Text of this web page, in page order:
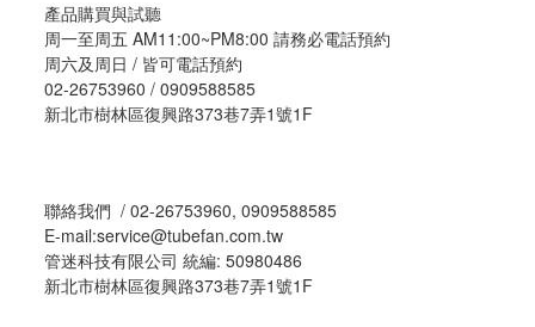
產品購買與試聽
周一至周五 AM11:00~PM8:00 請務必電話預約
周六及周日 / 皆可電話預約
02-26753960 / 0909588585
新北市樹林區復興路373巷7弄1號1F
聯絡我們 / 02-26753960, 0909588585
E-mail:service@tubefan.com.tw
管迷科技有限公司 統編: 50980486
新北市樹林區復興路373巷7弄1號1F